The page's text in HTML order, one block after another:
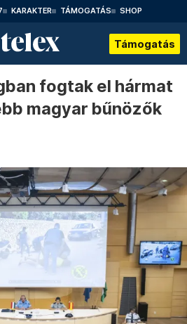
KARAKTER TÁMOGATÁS SHOP
Támogatás
fogtak el hármat
magyar bűnözők